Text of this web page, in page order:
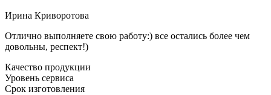
Ирина Криворотова
Отлично выполняете свою работу:) все остались более чем
довольны, респект!)
Качество продукции
Уровень сервиса
Срок изготовления